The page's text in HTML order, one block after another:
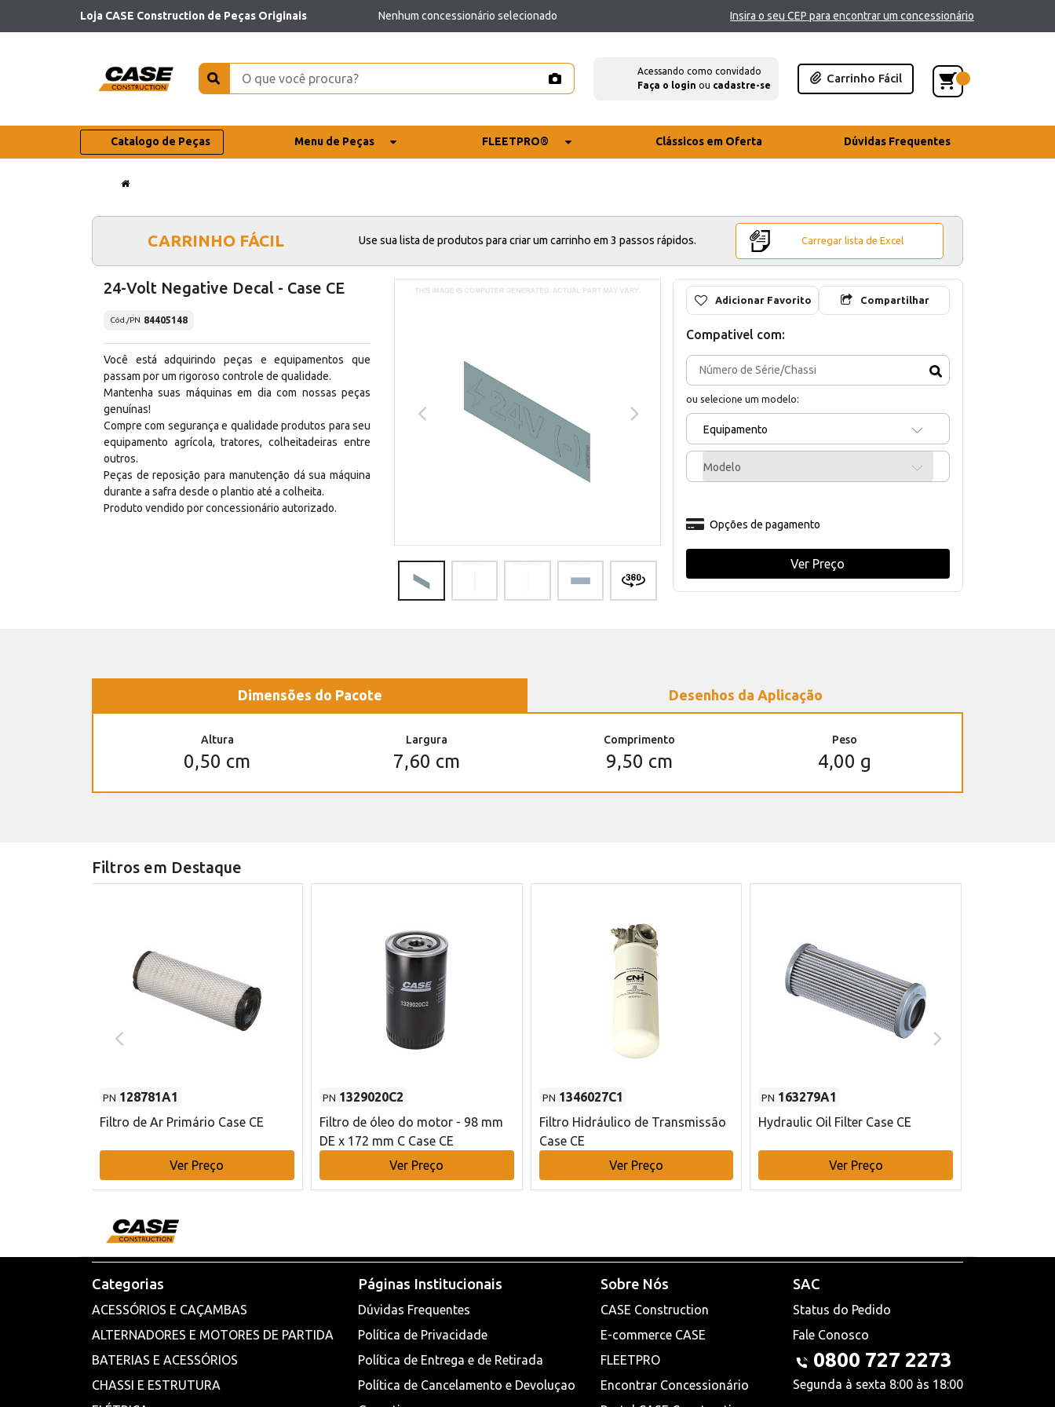
Loja CASE Construction de Peças Originais Nenhum concessionário selecionado Insira o seu CEP para encontrar um concessionário
Acessando como convidado
Faça o login ou cadastre-se
Carrinho Fácil
Catalogo de Peças Menu de Peças FLEETPRO® Clássicos em Oferta Dúvidas Frequentes
CARRINHO FÁCIL Use sua lista de produtos para criar um carrinho em 3 passos rápidos. Carregar lista de Excel
24-Volt Negative Decal - Case CE
Cód./PN 84405148
Você está adquirindo peças e equipamentos que
passam por um rigoroso controle de qualidade.
Mantenha suas máquinas em dia com nossas peças
genuínas!
Compre com segurança e qualidade produtos para seu
equipamento agrícola, tratores, colheitadeiras entre
outros.
Peças de reposição para manutenção dá sua máquina
durante a safra desde o plantio até a colheita.
Produto vendido por concessionário autorizado.
Adicionar Favorito Compartilhar
Compativel com:
ou selecione um modelo:
Equipamento
Modelo
Opções de pagamento
Ver Preço
Dimensões do Pacote Desenhos da Aplicação
Altura
0,50 cm
Largura
7,60 cm
Comprimento
9,50 cm
Peso
4,00 g
Filtros em Destaque
PN 128781A1
Filtro de Ar Primário Case CE
Ver Preço
PN 1329020C2
Filtro de óleo do motor - 98 mm
DE x 172 mm C Case CE
Ver Preço
PN 1346027C1
Filtro Hidráulico de Transmissão
Case CE
Ver Preço
PN 163279A1
Hydraulic Oil Filter Case CE
Ver Preço
Categorias
ACESSÓRIOS E CAÇAMBAS
ALTERNADORES E MOTORES DE PARTIDA
BATERIAS E ACESSÓRIOS
CHASSI E ESTRUTURA
Páginas Institucionais
Dúvidas Frequentes
Política de Privacidade
Política de Entrega e de Retirada
Política de Cancelamento e Devoluçao
Sobre Nós
CASE Construction
E-commerce CASE
FLEETPRO
Encontrar Concessionário
SAC
Status do Pedido
Fale Conosco
0800 727 2273
Segunda à sexta 8:00 às 18:00